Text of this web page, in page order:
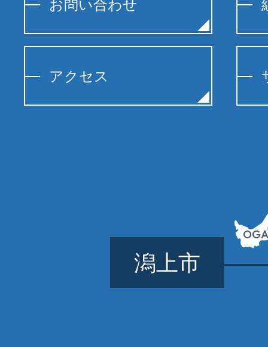
お問い合わせ
アクセス
潟上市